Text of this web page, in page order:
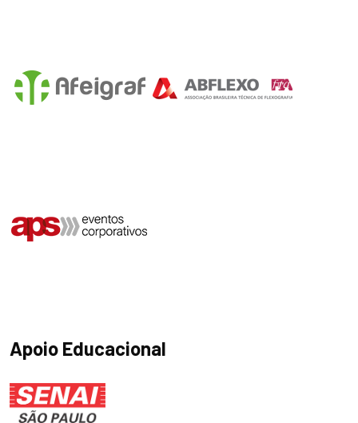
Apoio Educacional